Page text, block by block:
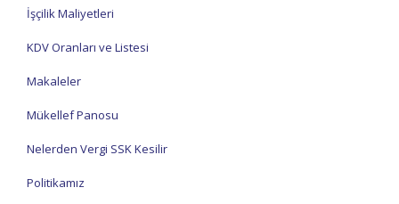
İşçilik Maliyetleri
KDV Oranları ve Listesi
Makaleler
Mükellef Panosu
Nelerden Vergi SSK Kesilir
Politikamız